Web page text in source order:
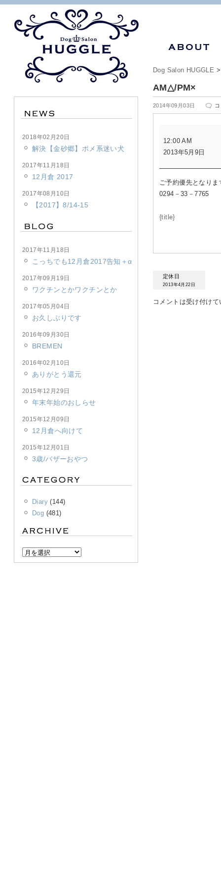
Dog Salon HUGGLE
AM△/PM×
2014年09月03日
は
12:00 AM
2013年5月9日
ご予約優先となり
0294－33－7765
{title}
定休日
2013年4月22日
コメントは受け付け
2018年02月20日
解決【金砂郷】ポメ系迷い犬
2017年11月18日
12月倉 2017
2017年08月10日
【2017】8/14-15
2017年11月18日
こっちでも12月倉2017告知＋α
2017年09月19日
ワクチンとかワクチンとか
2017年05月04日
お久しぶりです
2016年09月30日
BREMEN
2016年02月10日
ありがとう還元
2015年12月29日
年末年始のおしらせ
2015年12月09日
12月倉へ向けて
2015年12月01日
3歳/バザーおやつ
Diary(144)
Dog (481)